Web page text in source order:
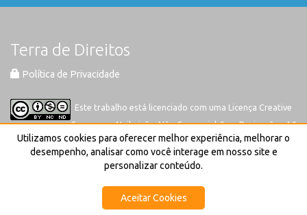
Terra de Direitos
Política de Privacidade
Este trabalho está licenciado com uma Licença Creative
Commons-Atribuição-Não Comercial-Sem Derivações 4.0
Internacional
Utilizamos cookies para oferecer melhor experiência, melhorar o
desempenho, analisar como você interage em nosso site e
personalizar conteúdo.
Aceitar Cookies